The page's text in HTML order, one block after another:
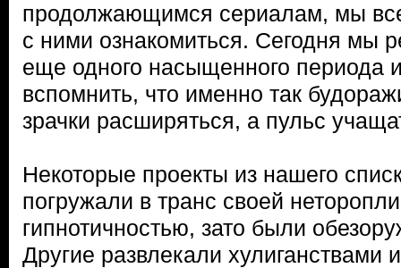
продолжающимся сериалам, мы
с ними ознакомиться. Сегодня мы
еще одного насыщенного периода
вспомнить, что именно так
зрачки расширяться, а пульс
Некоторые проекты из нашего
погружали в транс своей
гипнотичностью, зато были
Другие развлекали хулиганствами